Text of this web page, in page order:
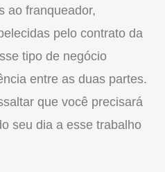
ao franqueador,
pelo contrato da
tipo de negócio
entre as duas partes.
que você precisará
seu dia a esse trabalho